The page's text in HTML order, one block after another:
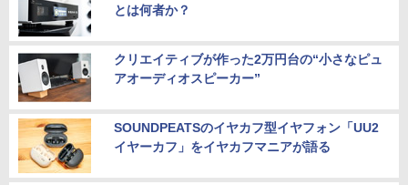
とは何者か？
クリエイティブが作った2万円台の“小さなピュ
アオーディオスピーカー”
SOUNDPEATSのイヤカフ型イヤフォン「UU2
イヤーカフ」をイヤカフマニアが語る